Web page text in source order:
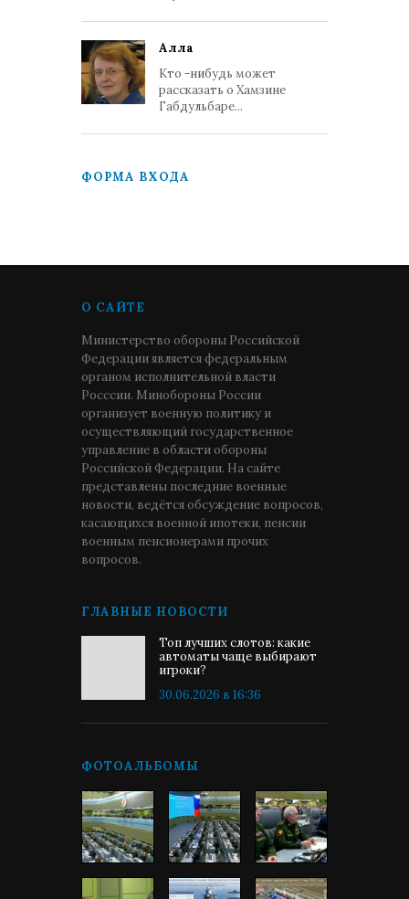
Алла
Кто -нибудь может
рассказать о Хамзине
Габдульбаре...
ФОРМА ВХОДА
О САЙТЕ
Министерство обороны Российской
Федерации является федеральным
органом исполнительной власти
Росссии. Минобороны России
организует военную политику и
осуществляющий государственное
управление в области обороны
Российской Федерации. На сайте
представлены последние военные
новости, ведётся обсуждение вопросов,
касающихся военной ипотеки, пенсии
военным пенсионерами прочих
вопросов.
ГЛАВНЫЕ НОВОСТИ
Топ лучших слотов: какие
автоматы чаще выбирают
игроки?
30.06.2026 в 16:36
ФОТОАЛЬБОМЫ